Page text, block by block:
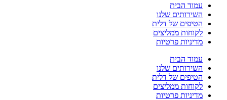
עמוד הבית
השירותים שלנו
הטיפים של דלית
לקוחות ממליצים
מדיניות פרטיות
עמוד הבית
השירותים שלנו
הטיפים של דלית
לקוחות ממליצים
מדיניות פרטיות